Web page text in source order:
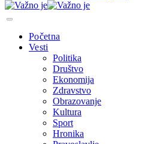
Početna
Vesti
Politika
Društvo
Ekonomija
Zdravstvo
Obrazovanje
Kultura
Sport
Hronika